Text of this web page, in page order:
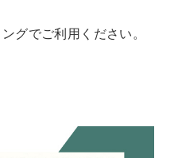
グでご利用ください。